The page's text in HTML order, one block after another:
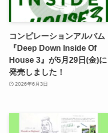
コンピレーションアルバム
『Deep Down Inside Of
House 3』が5月29日(金)に
発売しました！
2026年6月3日